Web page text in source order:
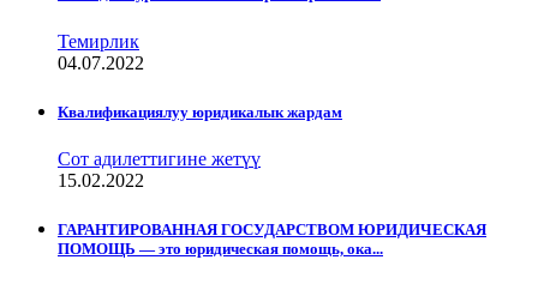
Темирлик
04.07.2022
Квалификациялуу юридикалык жардам
Сот адилеттигине жетүү
15.02.2022
ГАРАНТИРОВАННАЯ ГОСУДАРСТВОМ ЮРИДИЧЕСКАЯ
ПОМОЩЬ — это юридическая помощь, ока...